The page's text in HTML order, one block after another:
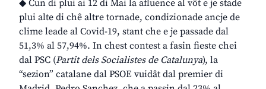
◆ Cun di plui ai 12 di Mai la afluence al vôt e je stade
plui alte di chê altre tornade, condizionade ancje de
clime leade al Covid-19, stant che e je passade dal
51,3% al 57,94%. In chest contest a fasin fieste chei
dal PSC (Partit dels Socialistes de Catalunya), la
“sezion” catalane dal PSOE vuidât dal premier di